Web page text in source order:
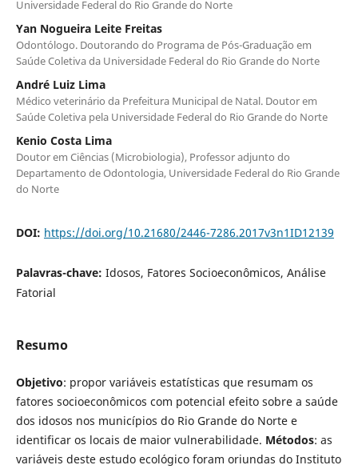
Universidade Federal do Rio Grande do Norte
Yan Nogueira Leite Freitas
Odontólogo. Doutorando do Programa de Pós-Graduação em
Saúde Coletiva da Universidade Federal do Rio Grande do Norte
André Luiz Lima
Médico veterinário da Prefeitura Municipal de Natal. Doutor em
Saúde Coletiva pela Universidade Federal do Rio Grande do Norte
Kenio Costa Lima
Doutor em Ciências (Microbiologia), Professor adjunto do
Departamento de Odontologia, Universidade Federal do Rio Grande
do Norte
DOI: https://doi.org/10.21680/2446-7286.2017v3n1ID12139
Palavras-chave: Idosos, Fatores Socioeconômicos, Análise
Fatorial
Resumo
Objetivo: propor variáveis estatísticas que resumam os
fatores socioeconômicos com potencial efeito sobre a saúde
dos idosos nos municípios do Rio Grande do Norte e
identificar os locais de maior vulnerabilidade. Métodos: as
variáveis deste estudo ecológico foram oriundas do Instituto